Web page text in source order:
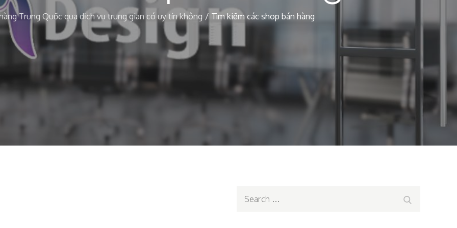
Trung Quốc qua dịch vụ trung gian có uy tín không Tìm kiếm các shop bán hàng
Search